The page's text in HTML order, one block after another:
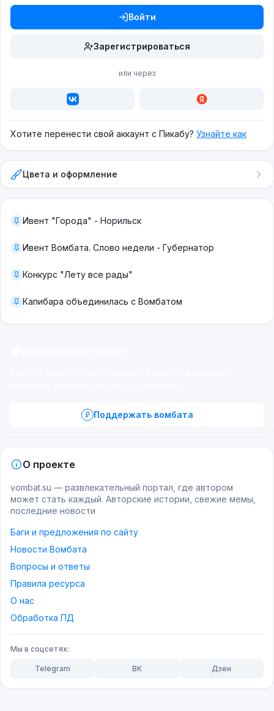
Войти
Зарегистрироваться
или через
Хотите перенести свой аккаунт с Пикабу? Узнайте как
Цвета и оформление
Ивент "Города" - Норильск
Ивент Вомбата. Слово недели - Губернатор
Конкурс "Лету все рады"
Капибара объединилась с Вомбатом
Поддержать вомбата
О проекте
vombat.su — развлекательный портал, где автором
может стать каждый. Авторские истории, свежие мемы,
последние новости
Баги и предложения по сайту
Новости Вомбата
Вопросы и ответы
Правила ресурса
О нас
Обработка ПД
Мы в соцсетях:
Telegram ВК Дзен